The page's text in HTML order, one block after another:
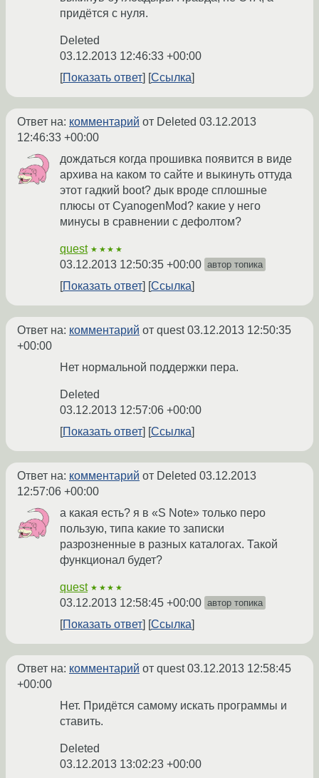
придётся с нуля.
Deleted
03.12.2013 12:46:33 +00:00
Показать ответ
Ссылка
Ответ на: комментарий от Deleted 03.12.2013
12:46:33 +00:00
дождаться когда прошивка появится в виде
архива на каком то сайте и выкинуть оттуда
этот гадкий boot? дык вроде сплошные
плюсы от CyanogenMod? какие у него
минусы в сравнении с дефолтом?
quest ★★★★
03.12.2013 12:50:35 +00:00 автор топика
Показать ответ Ссылка
Ответ на: комментарий от quest03.12.2013 12:50:35
+00:00
Нет нормальной поддержки пера.
Deleted
03.12.2013 12:57:06 +00:00
Показать ответ
Ссылка
Ответ на: комментарий от Deleted 03.12.2013
12:57:06 +00:00
а какая есть? я в «S Note» только перо
пользую, типа какие то записки
разрозненные в разных каталогах. Такой
функционал будет?
quest ★★★★
03.12.2013 12:58:45 +00:00 автор топика
Показать ответ Ссылка
Ответ на: комментарий от quest03.12.2013 12:58:45
+00:00
Нет. Придётся самому искать программы и
ставить.
Deleted
03.12.2013 13:02:23 +00:00